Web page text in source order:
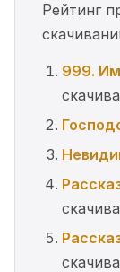
Рейтинг
999.